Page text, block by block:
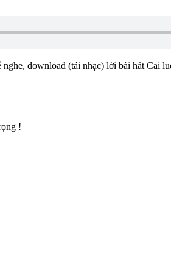
download (tải nhạc) lời bài hát Cai
!